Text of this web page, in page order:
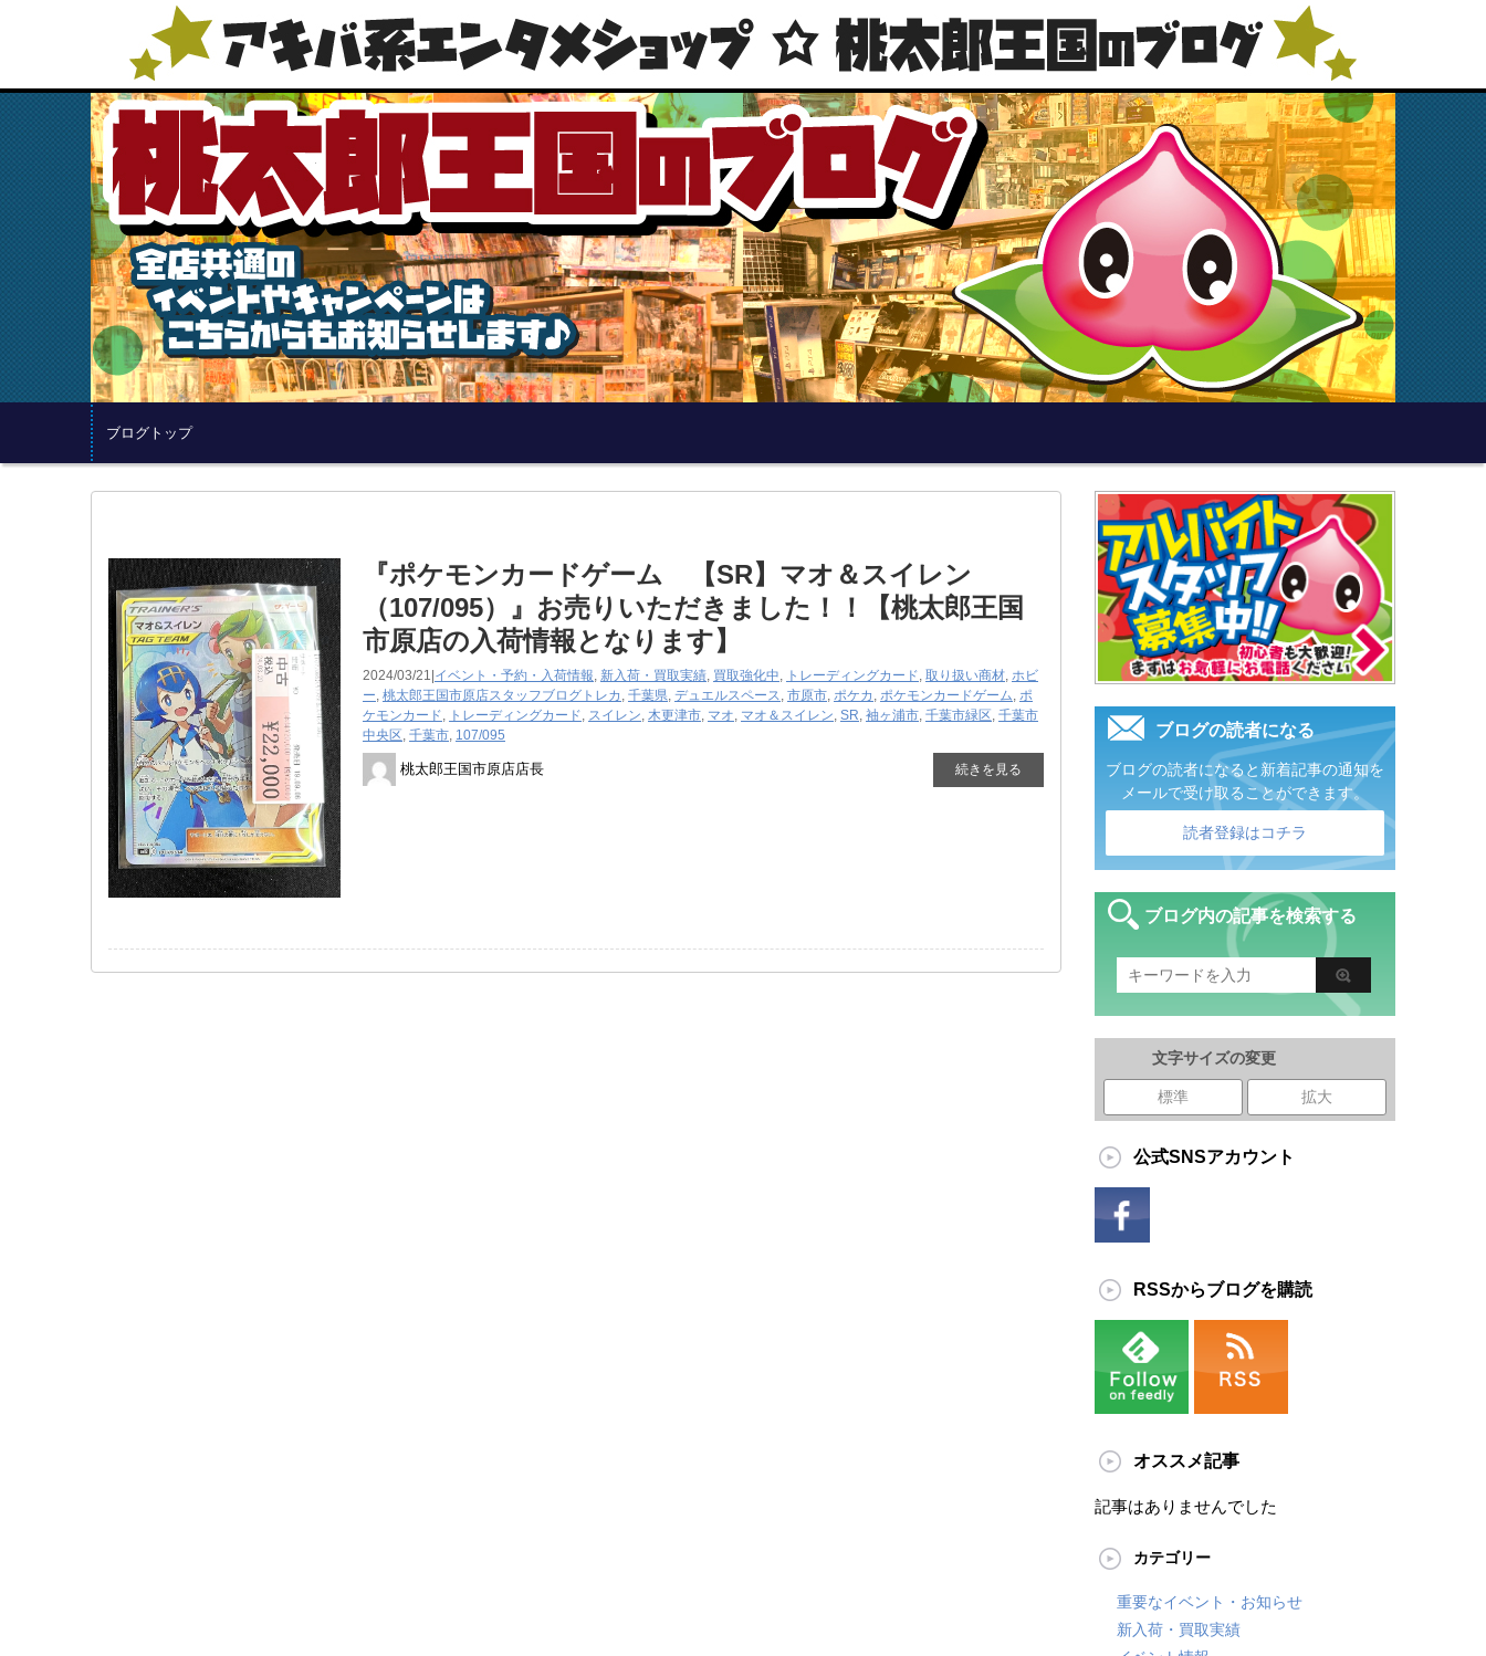
ブログトップ
『ポケモンカードゲーム 【SR】マオ＆スイレン
（107/095）』お売りいただきました！！【桃太郎王国
市原店の入荷情報となります】
2024/03/21| イベント・予約・入荷情報, 新入荷・買取実績, 買取強化中, トレーディングカード, 取り扱い商材, ホビ
ー, 桃太郎王国市原店スタッフブログ トレカ , 千葉県, デュエルスペース, 市原市, ポケカ , ポケモンカードゲーム, ポ
ケモンカード, トレーディングカード, スイレン, 木更津市, マオ, マオ＆スイレン, SR, 袖ヶ浦市, 千葉市緑区, 千葉市
中央区, 千葉市, 107/095
桃太郎王国市原店店長 続きを見る
ブログの読者になる
ブログの読者になると新着記事の通知を
メールで受け取ることができます。
読者登録はコチラ
ブログ内の記事を検索する
文字サイズの変更
標準 拡大
公式SNSアカウント
RSSからブログを購読
オススメ記事
記事はありませんでした
カテゴリー
重要なイベント・お知らせ
新入荷・買取実績